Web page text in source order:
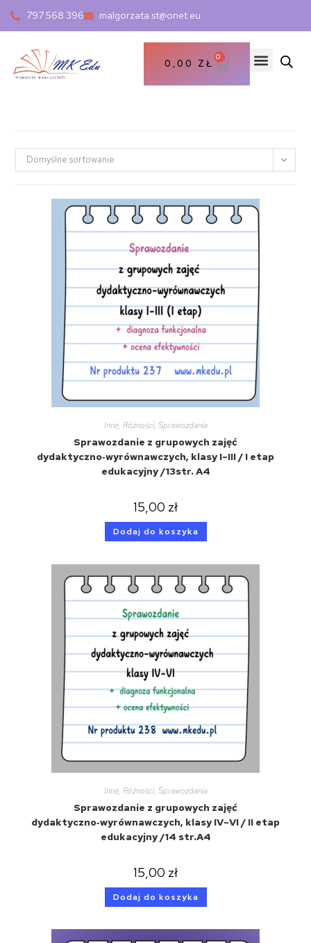
797 568 396 malgorzata.st@onet.eu
0,00 ZŁ
0
Domyślne sortowanie
Inne, Różności, Sprawozdania
Sprawozdanie z grupowych zajęć
dydaktyczno‑wyrównawczych, klasy I–III / I etap
edukacyjny /13str. A4
15,00 zł
Dodaj do koszyka
Inne, Różności, Sprawozdania
Sprawozdanie z grupowych zajęć
dydaktyczno‑wyrównawczych, klasy IV–VI / II etap
edukacyjny /14 str.A4
15,00 zł
Dodaj do koszyka